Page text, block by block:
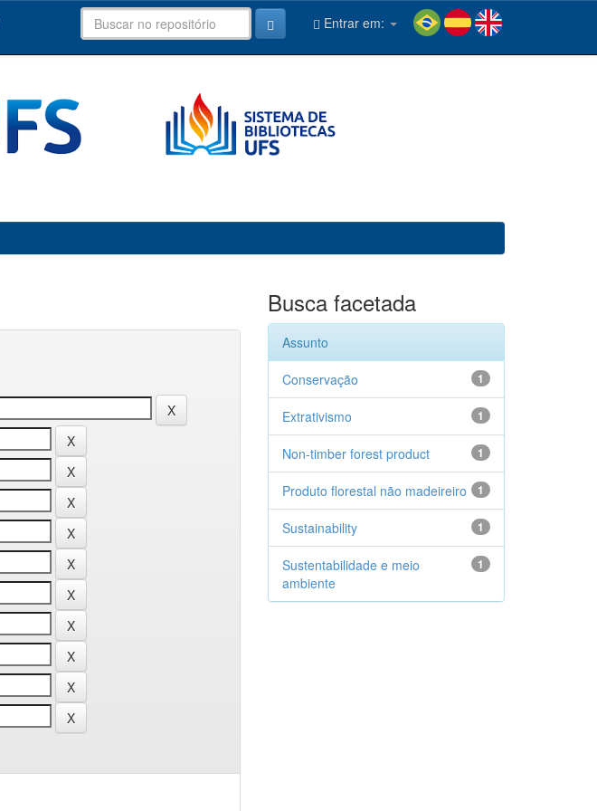
Entrar em:
Busca facetada
Assunto
1
Conservação
1
Extrativismo
1
Non-timber forest product
1
Produto florestal não madeireiro
1
Sustainability
1
Sustentabilidade e meio
ambiente